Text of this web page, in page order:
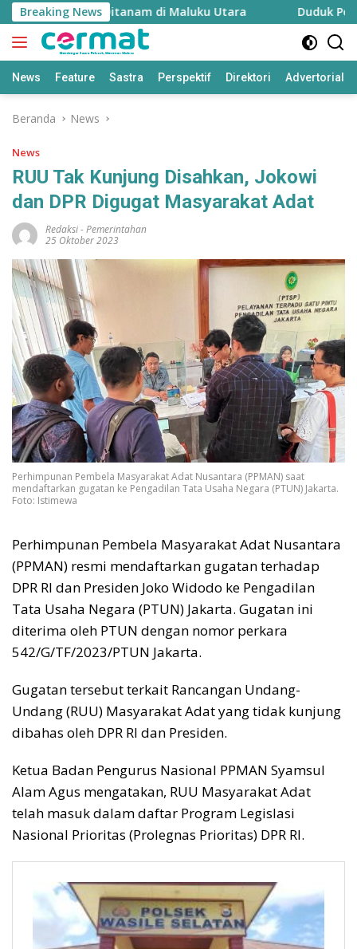
Langsung
ke
konten
Breaking News
Telah Ditanam di Maluku Utara Duduk Perkara
News Feature Sastra Perspektif Direktori Advertorial
Beranda News
News
RUU Tak Kunjung Disahkan, Jokowi
dan DPR Digugat Masyarakat Adat
Redaksi-Pemerintahan
25 Oktober 2023
Perhimpunan Pembela Masyarakat Adat Nusantara (PPMAN) saat
mendaftarkan gugatan ke Pengadilan Tata Usaha Negara (PTUN) Jakarta.
Foto: Istimewa
Perhimpunan Pembela Masyarakat Adat Nusantara
(PPMAN) resmi mendaftarkan gugatan terhadap
DPR RI dan Presiden Joko Widodo ke Pengadilan
Tata Usaha Negara (PTUN) Jakarta. Gugatan ini
diterima oleh PTUN dengan nomor perkara
542/G/TF/2023/PTUN Jakarta.
Gugatan tersebut terkait Rancangan Undang-
Undang (RUU) Masyarakat Adat yang tidak kunjung
dibahas oleh DPR RI dan Presiden.
Ketua Badan Pengurus Nasional PPMAN Syamsul
Alam Agus mengatakan, RUU Masyarakat Adat
telah masuk dalam daftar Program Legislasi
Nasional Prioritas (Prolegnas Prioritas) DPR RI.